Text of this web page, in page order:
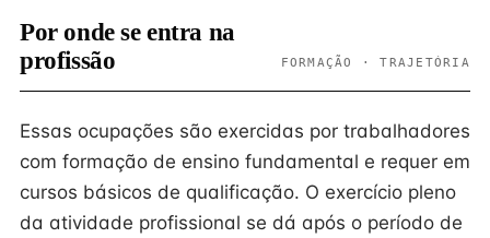
Por onde se entra na
profissão
FORMAÇÃO · TRAJETÓRIA
Essas ocupações são exercidas por trabalhadores
com formação de ensino fundamental e requer em
cursos básicos de qualificação. O exercício pleno
da atividade profissional se dá após o período de